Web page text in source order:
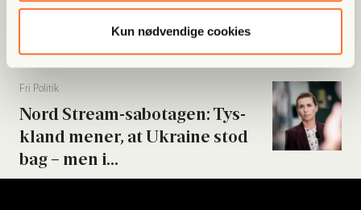
Kun nødvendige cookies
Byrå­ds­med­lem meldt til poli­ti­
et: Beskyl­des for...
Fri Poli­tik
Nord Stream-sabo­ta­gen: Tys­
kland mener, at Ukrai­ne stod
bag – men i...